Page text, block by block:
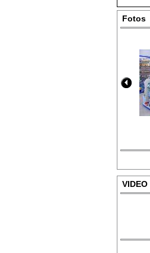
Fotos
VIDEO